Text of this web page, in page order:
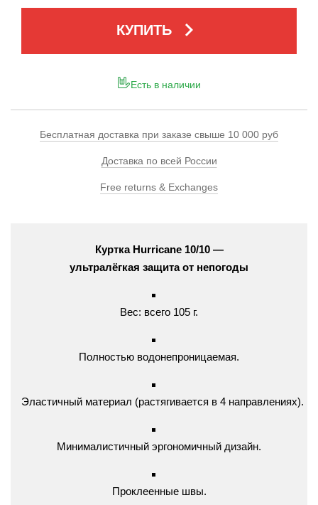
КУПИТЬ keyboard_arrow_right
Есть в наличии
Бесплатная доставка при заказе свыше 10 000 руб
Доставка по всей России
Free returns & Exchanges
Куртка Hurricane10/10 —
ультралёгкая защита от непогоды
Вес: всего 105 г.
Полностью водонепроницаемая.
Эластичный материал (растягивается в 4 направлениях).
Минималистичный эргономичный дизайн.
Проклеенные швы.